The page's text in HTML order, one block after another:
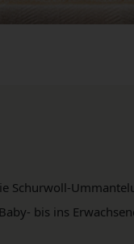
Schurwoll-
bis ins